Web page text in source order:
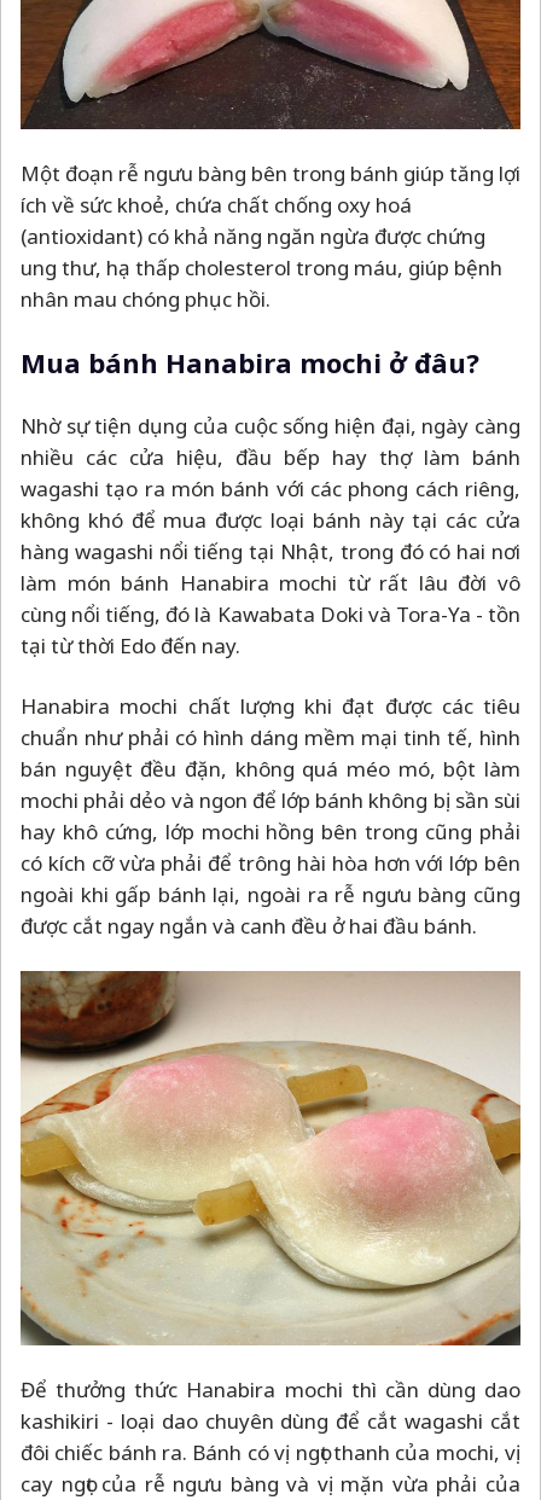
Một đoạn rễ ngưu bàng bên trong bánh giúp tăng lợi
ích về sức khoẻ, chứa chất chống oxy hoá
(antioxidant) có khả năng ngăn ngừa được chứng
ung thư, hạ thấp cholesterol trong máu, giúp bệnh
nhân mau chóng phục hồi.
Mua bánh Hanabira mochi ở đâu?
Nhờ sự tiện dụng của cuộc sống hiện đại, ngày càng
nhiều các cửa hiệu, đầu bếp hay thợ làm bánh
wagashi tạo ra món bánh với các phong cách riêng,
không khó để mua được loại bánh này tại các cửa
hàng wagashi nổi tiếng tại Nhật, trong đó có hai nơi
làm món bánh Hanabira mochi từ rất lâu đời vô
cùng nổi tiếng, đó là Kawabata Doki và Tora-Ya - tồn
tại từ thời Edo đến nay.
Hanabira mochi chất lượng khi đạt được các tiêu
chuẩn như phải có hình dáng mềm mại tinh tế, hình
bán nguyệt đều đặn, không quá méo mó, bột làm
mochi phải dẻo và ngon để lớp bánh không bị sần sùi
hay khô cứng, lớp mochi hồng bên trong cũng phải
có kích cỡ vừa phải để trông hài hòa hơn với lớp bên
ngoài khi gấp bánh lại, ngoài ra rễ ngưu bàng cũng
được cắt ngay ngắn và canh đều ở hai đầu bánh.
Để thưởng thức Hanabira mochi thì cần dùng dao
kashikiri - loại dao chuyên dùng để cắt wagashi cắt
đôi chiếc bánh ra. Bánh có vị ngọt thanh của mochi, vị
cay ngọt của rễ ngưu bàng và vị mặn vừa phải của